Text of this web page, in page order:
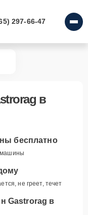
297-66-47
в
бесплатно
не греет, течет
Gastrorag в